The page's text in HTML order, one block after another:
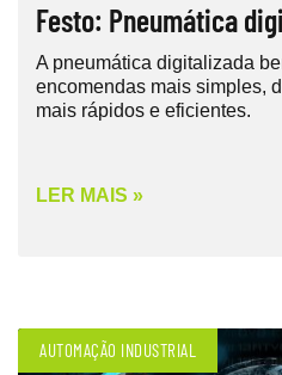
Festo: Pneumática
A pneumática digitalizada
encomendas mais simples,
mais rápidos e eficientes.
LER MAIS »
AUTOMAÇÃO INDUSTRIAL